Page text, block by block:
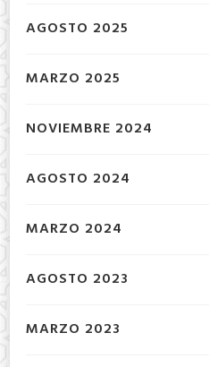
AGOSTO 2025
MARZO 2025
NOVIEMBRE 2024
AGOSTO 2024
MARZO 2024
AGOSTO 2023
MARZO 2023